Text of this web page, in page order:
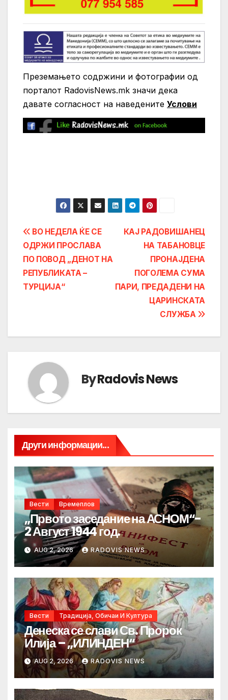
Преземањето содржини и фотографии од
порталот RadovisNews.mk значи дека
давате согласност на нaведените Услови
Post
navigation
КАЈ РАДОВИШАНЕЦ
НА ТАБАНОВЦЕ
ПРОНАЈДЕНА
ПОГОЛЕМА СУМА
ПАРИ, ПРЕДАДЕНИ НА
ЦАРИНСКАТА
СЛУЖБА
ВО НЕДЕЛА ЌЕ СЕ
ОДРЖИ ПРОСЛАВА
ПО ПОВОД „ДЕНОТ НА
РЕПУБЛИКАТА –
ТУРЦИЈА“
ByRadovis News
Други информации...
Вести Времеплов
„Првото заседание на АСНОМ“-
2 Август 1944 год.
AUG 2, 2026 RADOVIS NEWS
Вести Традиција, Обичаи И Култура
Денеска се слави Св. Пророк
Илија – „ИЛИНДЕН“
AUG 2, 2026 RADOVIS NEWS